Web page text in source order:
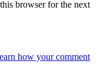
browser for the next
how your comment